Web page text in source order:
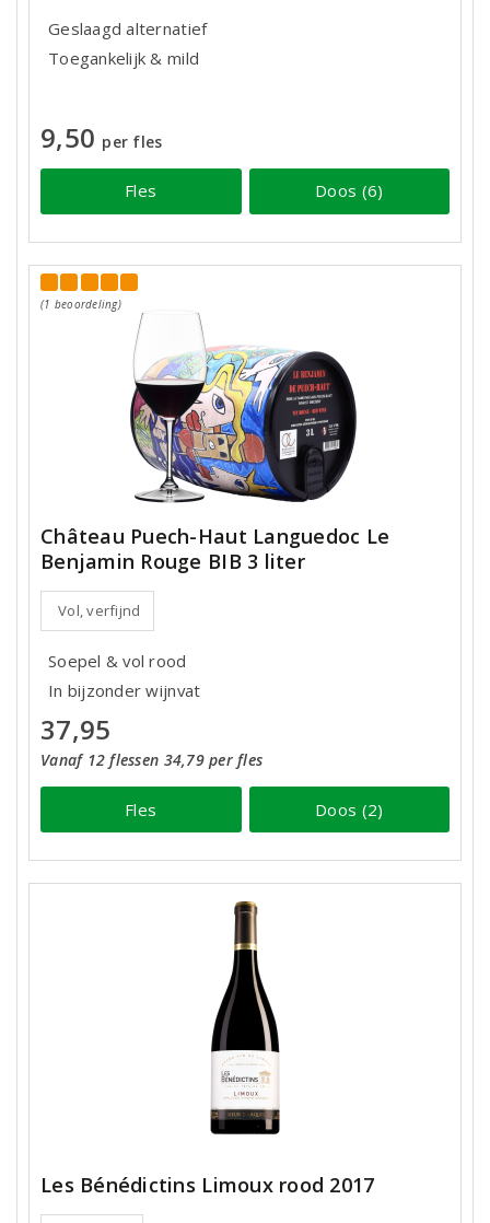
Geslaagd alternatief
Toegankelijk & mild
9,50 per fles
Fles Doos (6)
(1 beoordeling)
Château Puech-Haut Languedoc Le
Benjamin Rouge BIB 3 liter
Vol, verfijnd
Soepel & vol rood
In bijzonder wijnvat
37,95
Vanaf 12 flessen 34,79 per fles
Fles Doos (2)
Les Bénédictins Limoux rood 2017